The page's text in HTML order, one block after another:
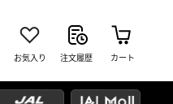
お気入り 注文履歴 カート